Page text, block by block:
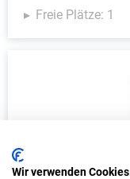
Freie Plätze: 1
Wir verwenden Cookies